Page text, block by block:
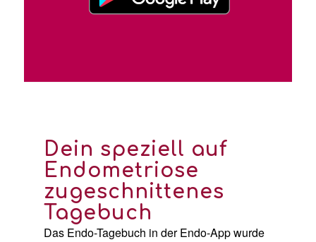
Dein speziell auf
Endometriose
zugeschnittenes
Tagebuch
Das Endo-Tagebuch in der Endo-App wurde